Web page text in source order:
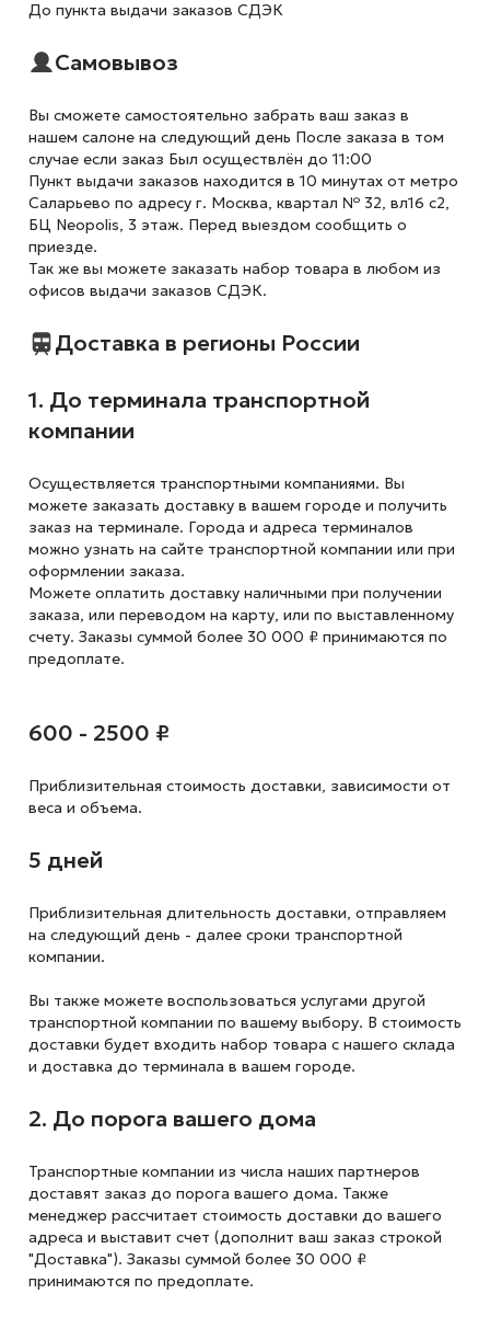
До пункта выдачи заказов СДЭК
Самовывоз
Вы сможете самостоятельно забрать ваш заказ в
нашем салоне на следующий день После заказа в том
случае если заказ Был осуществлён до 11:00
Пункт выдачи заказов находится в 10 минутах от метро
Саларьево по адресу г. Москва, квартал № 32, вл16 с2,
БЦ Neopolis, 3 этаж. Перед выездом сообщить о
приезде.
Так же вы можете заказать набор товара в любом из
офисов выдачи заказов СДЭК.
Доставка в регионы России
1. До терминала транспортной
компании
Осуществляется транспортными компаниями. Вы
можете заказать доставку в вашем городе и получить
заказ на терминале. Города и адреса терминалов
можно узнать на сайте транспортной компании или при
оформлении заказа.
Можете оплатить доставку наличными при получении
заказа, или переводом на карту, или по выставленному
счету. Заказы суммой более 30 000 ₽ принимаются по
предоплате.
600 - 2500 ₽
Приблизительная стоимость доставки, зависимости от
веса и объема.
5 дней
Приблизительная длительность доставки, отправляем
на следующий день - далее сроки транспортной
компании.
Вы также можете воспользоваться услугами другой
транспортной компании по вашему выбору. В стоимость
доставки будет входить набор товара с нашего склада
и доставка до терминала в вашем городе.
2. До порога вашего дома
Транспортные компании из числа наших партнеров
доставят заказ до порога вашего дома. Также
менеджер рассчитает стоимость доставки до вашего
адреса и выставит счет (дополнит ваш заказ строкой
"Доставка"). Заказы суммой более 30 000 ₽
принимаются по предоплате.